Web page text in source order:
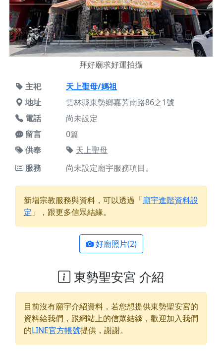
拜好廟求好運拍攝
主祀
天上聖母/媽祖
地址
雲林縣東勢鄉嘉芳南路86之1號
電話
尚未設定
留言
0篇
供奉
天上聖母
服務
尚未設定廟宇服務項目。
新增宗教服務與資料，可以透過「廟宇進階資料設
定 」，跟更多信眾結緣。
好廟照片(2)
東勢聖安宮 介紹
目前沒有廟宇介紹資料，若您想提供東勢聖安宮的
資料給我們，跟網站上的信眾結緣，歡迎加入我們
的LINE官方帳號提供，謝謝。